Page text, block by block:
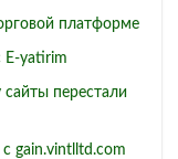
платформе
E-yatirim
перестали
gain.vintlltd.com